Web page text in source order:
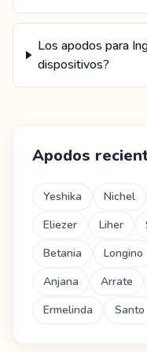
Los apodos para
dispositivos?
Apodos
Yeshika Nichel
Eliezer
Liher
Betania
Longino
Anjana
Arrate
Ermelinda
Santo